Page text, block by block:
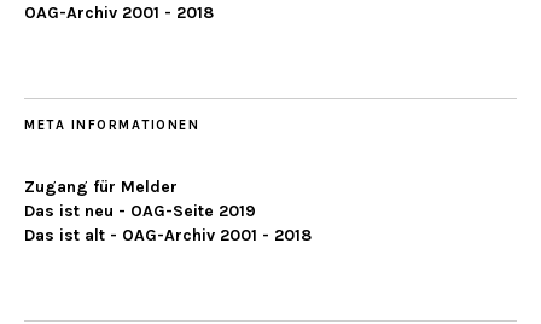
OAG-Archiv 2001 - 2018
META INFORMATIONEN
Zugang für Melder
Das ist neu - OAG-Seite 2019
Das ist alt - OAG-Archiv 2001 - 2018